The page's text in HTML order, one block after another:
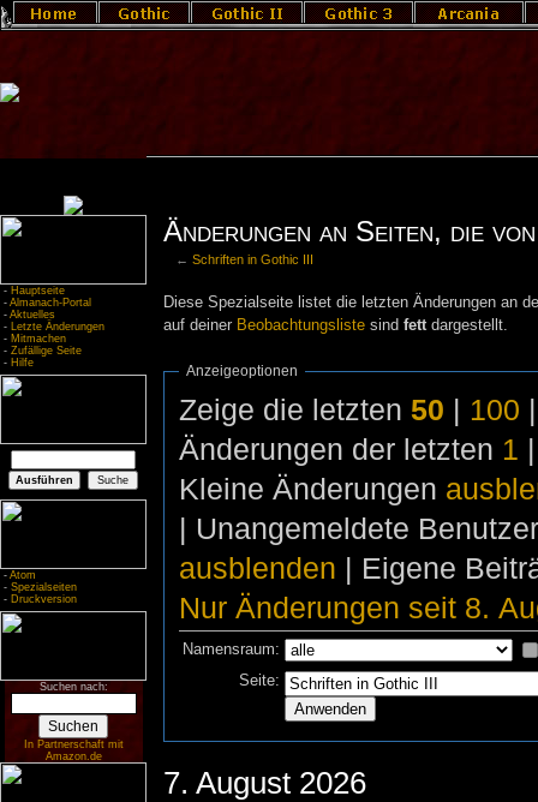
- Hauptseite
- Almanach-Portal
- Aktuelles
- Letzte Änderungen
- Mitmachen
- Zufällige Seite
- Hilfe
- Atom
- Spezialseiten
- Druckversion
Suchen nach:
In Partnerschaft mit
Amazon.de
Änderungen an Seiten, die
←Schriften in Gothic III
Diese Spezialseite listet die letzten Änderungen an
auf deiner Beobachtungslistesind fettdargestellt.
Anzeigeoptionen
Zeige die letzten 50 | 100
Änderungen der letzten 1
Kleine Änderungen
| Unangemeldete
ausblenden | Eigene
Nur Änderungen seit 8.
Namensraum:
Seite:
7. August 2026